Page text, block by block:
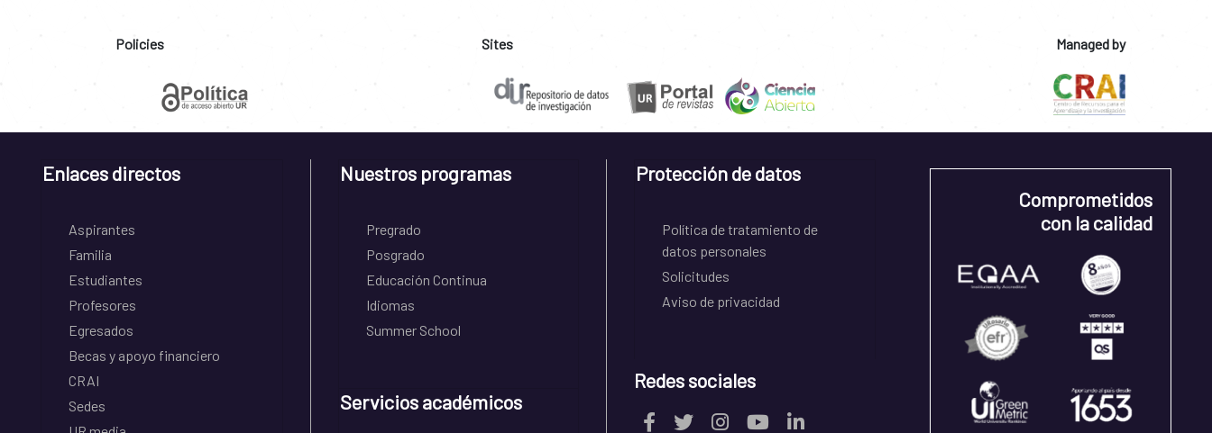
Policies Sites Managed by
Enlaces directos
Aspirantes
Familia
Estudiantes
Profesores
Egresados
Becas y apoyo financiero
CRAI
Sedes
Nuestros programas
Pregrado
Posgrado
Educación Continua
Idiomas
Summer School
Servicios académicos
Protección de datos
Política de tratamiento de
datos personales
Solicitudes
Aviso de privacidad
Redes sociales
Comprometidos
con la calidad